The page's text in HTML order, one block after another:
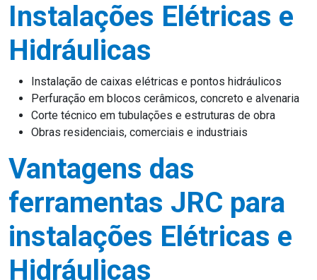
Instalações Elétricas e
Hidráulicas
Instalação de caixas elétricas e pontos hidráulicos
Perfuração em blocos cerâmicos, concreto e alvenaria
Corte técnico em tubulações e estruturas de obra
Obras residenciais, comerciais e industriais
Vantagens das
ferramentas JRC para
instalações Elétricas e
Hidráulicas